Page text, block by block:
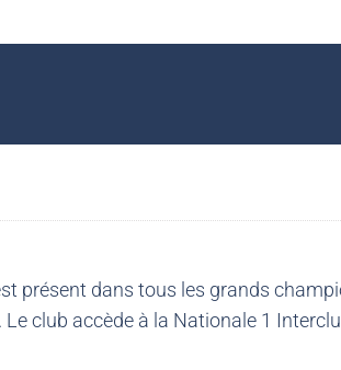
présent dans tous les grands
club accède à la Nationale 1